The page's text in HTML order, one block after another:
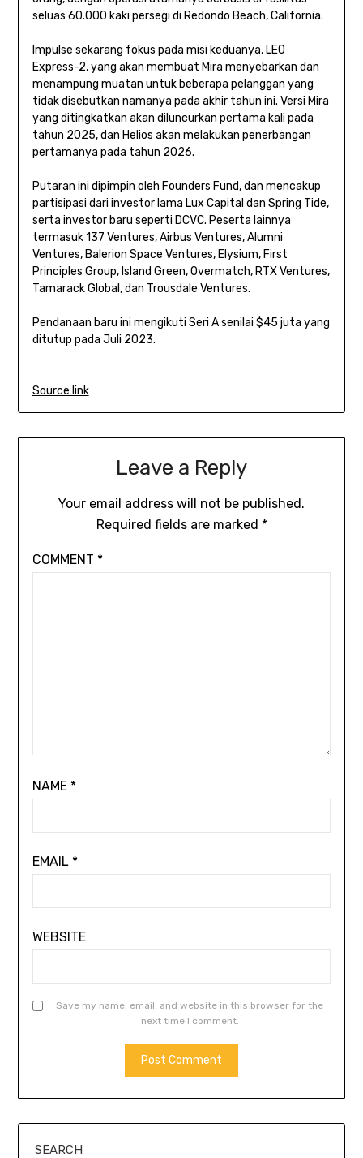
seluas 60.000 kaki persegi di Redondo Beach, California.
Impulse sekarang fokus pada misi keduanya, LEO
Express-2, yang akan membuat Mira menyebarkan dan
menampung muatan untuk beberapa pelanggan yang
tidak disebutkan namanya pada akhir tahun ini. Versi Mira
yang ditingkatkan akan diluncurkan pertama kali pada
tahun 2025, dan Helios akan melakukan penerbangan
pertamanya pada tahun 2026.
Putaran ini dipimpin oleh Founders Fund, dan mencakup
partisipasi dari investor lama Lux Capital dan Spring Tide,
serta investor baru seperti DCVC. Peserta lainnya
termasuk 137 Ventures, Airbus Ventures, Alumni
Ventures, Balerion Space Ventures, Elysium, First
Principles Group, Island Green, Overmatch, RTX Ventures,
Tamarack Global, dan Trousdale Ventures.
Pendanaan baru ini mengikuti Seri A senilai $45 juta yang
ditutup pada Juli 2023.
Source link
Leave a Reply
Your email address will not be published.
Required fields are marked *
COMMENT *
NAME *
EMAIL *
WEBSITE
Save my name, email, and website in this browser for the
next time I comment.
SEARCH